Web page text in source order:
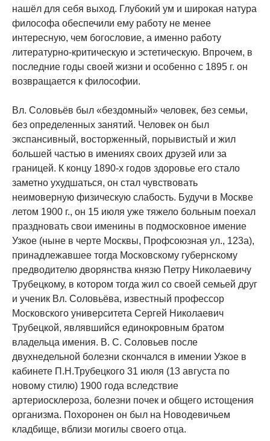
нашёл для себя выход. Глубокий ум и широкая натура
философа обеспечили ему работу не менее
интересную, чем богословие, а именно работу
литературно-критическую и эстетическую. Впрочем, в
последние годы своей жизни и особенно с 1895 г. он
возвращается к философии.
Вл. Соловьёв был «бездомный» человек, без семьи,
без определенных занятий. Человек он был
экспансивный, восторженный, порывистый и жил
большей частью в имениях своих друзей или за
границей. К концу 1890-х годов здоровье его стало
заметно ухудшаться, он стал чувствовать
неимоверную физическую слабость. Будучи в Москве
летом 1900 г., он 15 июля уже тяжело больным поехал
праздновать свои именины в подмосковное имение
Узкое (ныне в черте Москвы, Профсоюзная ул., 123а),
принадлежавшее тогда Московскому губернскому
предводителю дворянства князю Петру Николаевичу
Трубецкому, в котором тогда жил со своей семьей друг
и ученик Вл. Соловьёва, известный профессор
Московского университета Сергей Николаевич
Трубецкой, являвшийся единокровным братом
владельца имения. В. С. Соловьев после
двухнедельной болезни скончался в имении Узкое в
кабинете П.Н.Трубецкого 31 июля (13 августа по
новому стилю) 1900 года вследствие
артериосклероза, болезни почек и общего истощения
организма. Похоронен он был на Новодевичьем
кладбище, вблизи могилы своего отца.